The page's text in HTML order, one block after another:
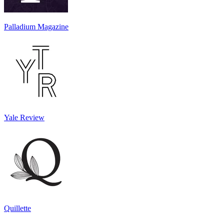
Palladium Magazine
Yale Review
Quillette